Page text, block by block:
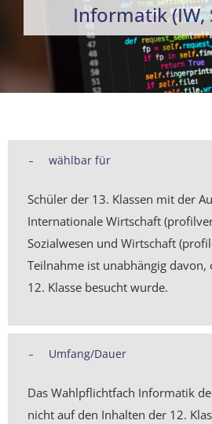
Informatik (IW,
wählbar für
Schüler der 13. Klassen mit der
Internationale Wirtschaft
Sozialwesen und Wirtschaft
Teilnahme ist unabhängig davon,
12. Klasse besucht wurde.
Umfang/Dauer
Das Wahlpflichtfach Informatik
nicht auf den Inhalten der 12.